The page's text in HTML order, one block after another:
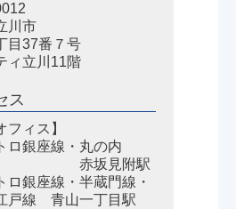
川市
目37番７号
ィ立川11階
ス
フィス】
ロ銀座線・丸の内
坂見附駅
ロ銀座線・半蔵門線・
戸線 青山一丁目駅